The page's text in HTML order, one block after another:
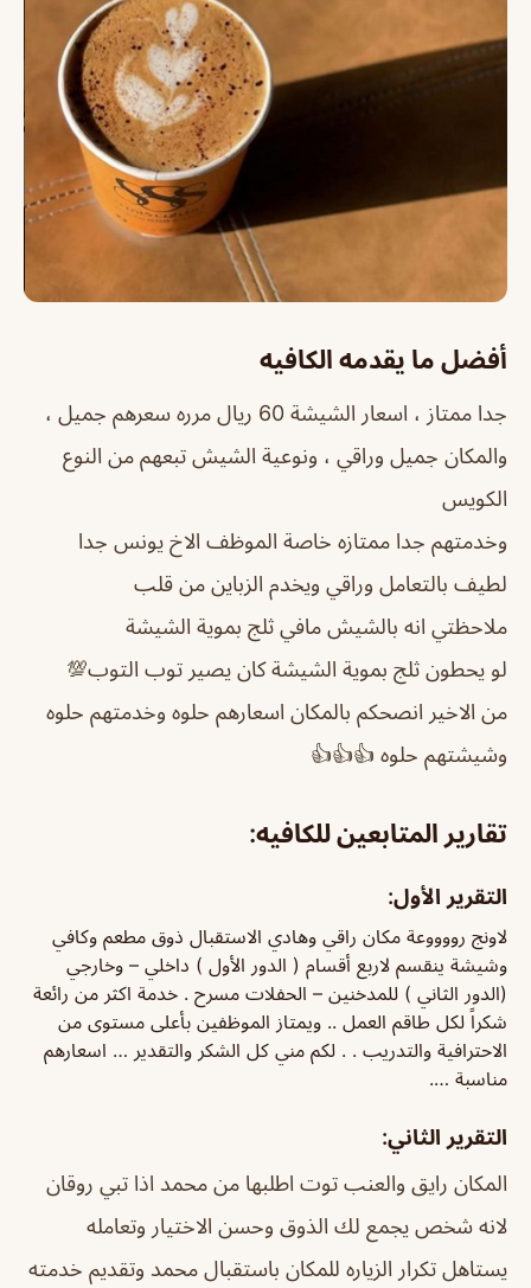
أفضل ما يقدمه الكافيه
جدا ممتاز ، اسعار الشيشة 60 ريال مرره سعرهم جميل ،
والمكان جميل وراقي ، ونوعية الشيش تبعهم من النوع
الكويس
وخدمتهم جدا ممتازه خاصة الموظف الاخ يونس جدا
لطيف بالتعامل وراقي ويخدم الزباين من قلب
ملاحظتي انه بالشيش مافي ثلج بموية الشيشة
لو يحطون ثلج بموية الشيشة كان يصير توب التوب💯
من الاخير انصحكم بالمكان اسعارهم حلوه وخدمتهم حلوه
وشيشتهم حلوه 👍👍👍
تقارير المتابعين للكافيه:
التقرير الأول:
لاونج رووووعة مكان راقي وهادي الاستقبال ذوق مطعم وكافي
وشيشة ينقسم لاربع أقسام ( الدور الأول ) داخلي – وخارجي
(الدور الثاني ) للمدخنين – الحفلات مسرح . خدمة اكثر من رائعة
شكراً لكل طاقم العمل .. ويمتاز الموظفين بأعلى مستوى من
الاحترافية والتدريب . . لكم مني كل الشكر والتقدير … اسعارهم
مناسبة ….
التقرير الثاني:
المكان رايق والعنب توت اطلبها من محمد اذا تبي روقان
لانه شخص يجمع لك الذوق وحسن الاختيار وتعامله
يستاهل تكرار الزياره للمكان باستقبال محمد وتقديم خدمته